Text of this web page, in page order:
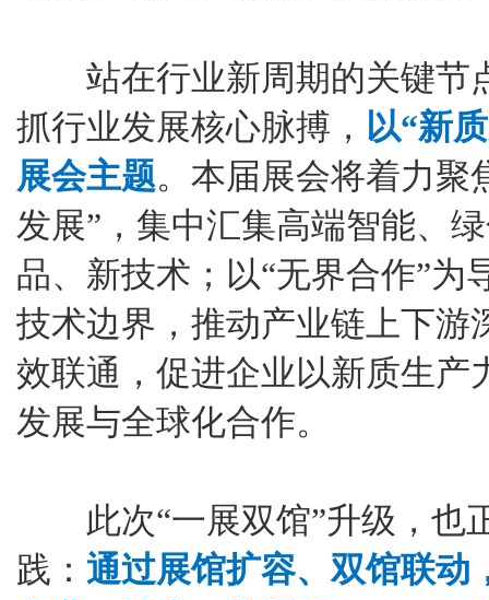
站在行业新周期的关键节
抓行业发展核心脉搏， 以“新
展会主题。本届展会将着力聚
发展”，集中汇集高端智能、
品、新技术；以“无界合作”为
技术边界，推动产业链上下游
效联通，促进企业以新质生产
发展与全球化合作。
此次“一展双馆”升级，也
践： 通过展馆扩容、双馆联动